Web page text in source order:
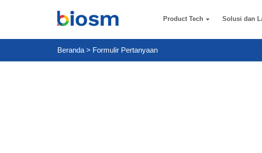
Product Tech Solusi dan
Beranda > Formulir Pertanyaan